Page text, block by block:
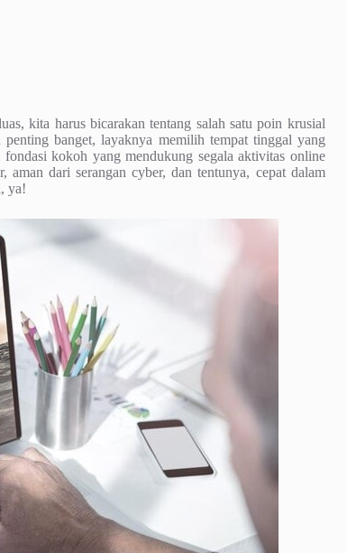
kita harus bicarakan tentang salah satu poin krusial
banget, layaknya memilih tempat tinggal yang
kokoh yang mendukung segala aktivitas online
dari serangan cyber, dan tentunya, cepat dalam
ya!